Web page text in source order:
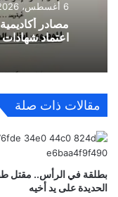
6 أغسطس، 2026
مصادر
اعتماد
مقالات ذات صلة
بطلقة في الرأس.. مقتل
الحديدة على يد أخيه